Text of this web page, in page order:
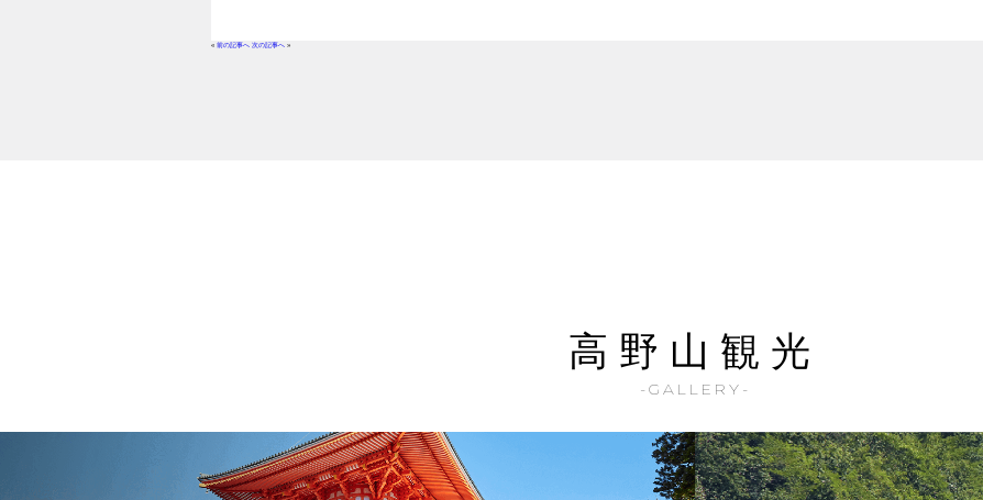
« 前の記事へ 次の記事へ »
高野山観光
-GALLERY-